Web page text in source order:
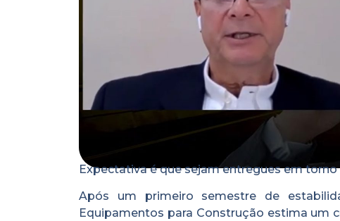
Expectativa é que sejam entregues em
Após um primeiro semestre de
Equipamentos para Construção estima um